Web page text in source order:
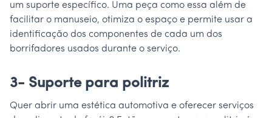
um suporte específico. Uma peça como essa além de
facilitar o manuseio, otimiza o espaço e permite usar a
identificação dos componentes de cada um dos
borrifadores usados durante o serviço.
3- Suporte para politriz
Quer abrir uma estética automotiva e oferecer serviços